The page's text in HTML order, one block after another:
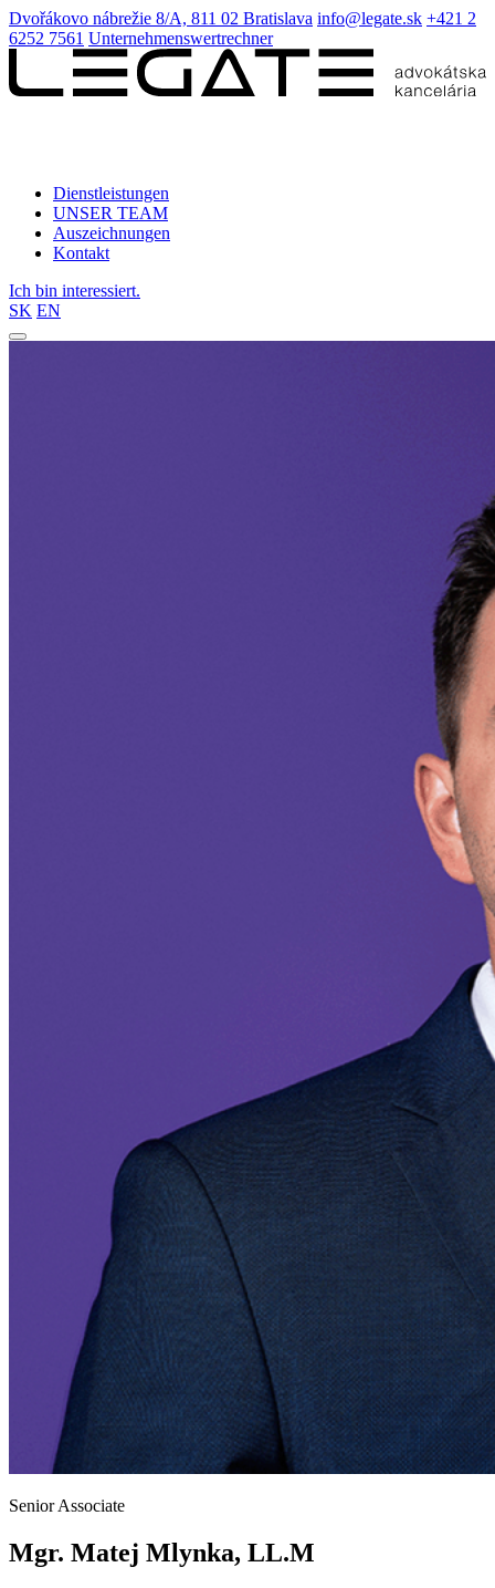
Dvořákovo nábrežie 8/A, 811 02 Bratislava info@legate.sk +421 2
6252 7561 Unternehmenswertrechner
Dienstleistungen
UNSER TEAM
Auszeichnungen
Kontakt
Ich bin interessiert.
SK EN
Senior Associate
Mgr. Matej Mlynka, LL.M